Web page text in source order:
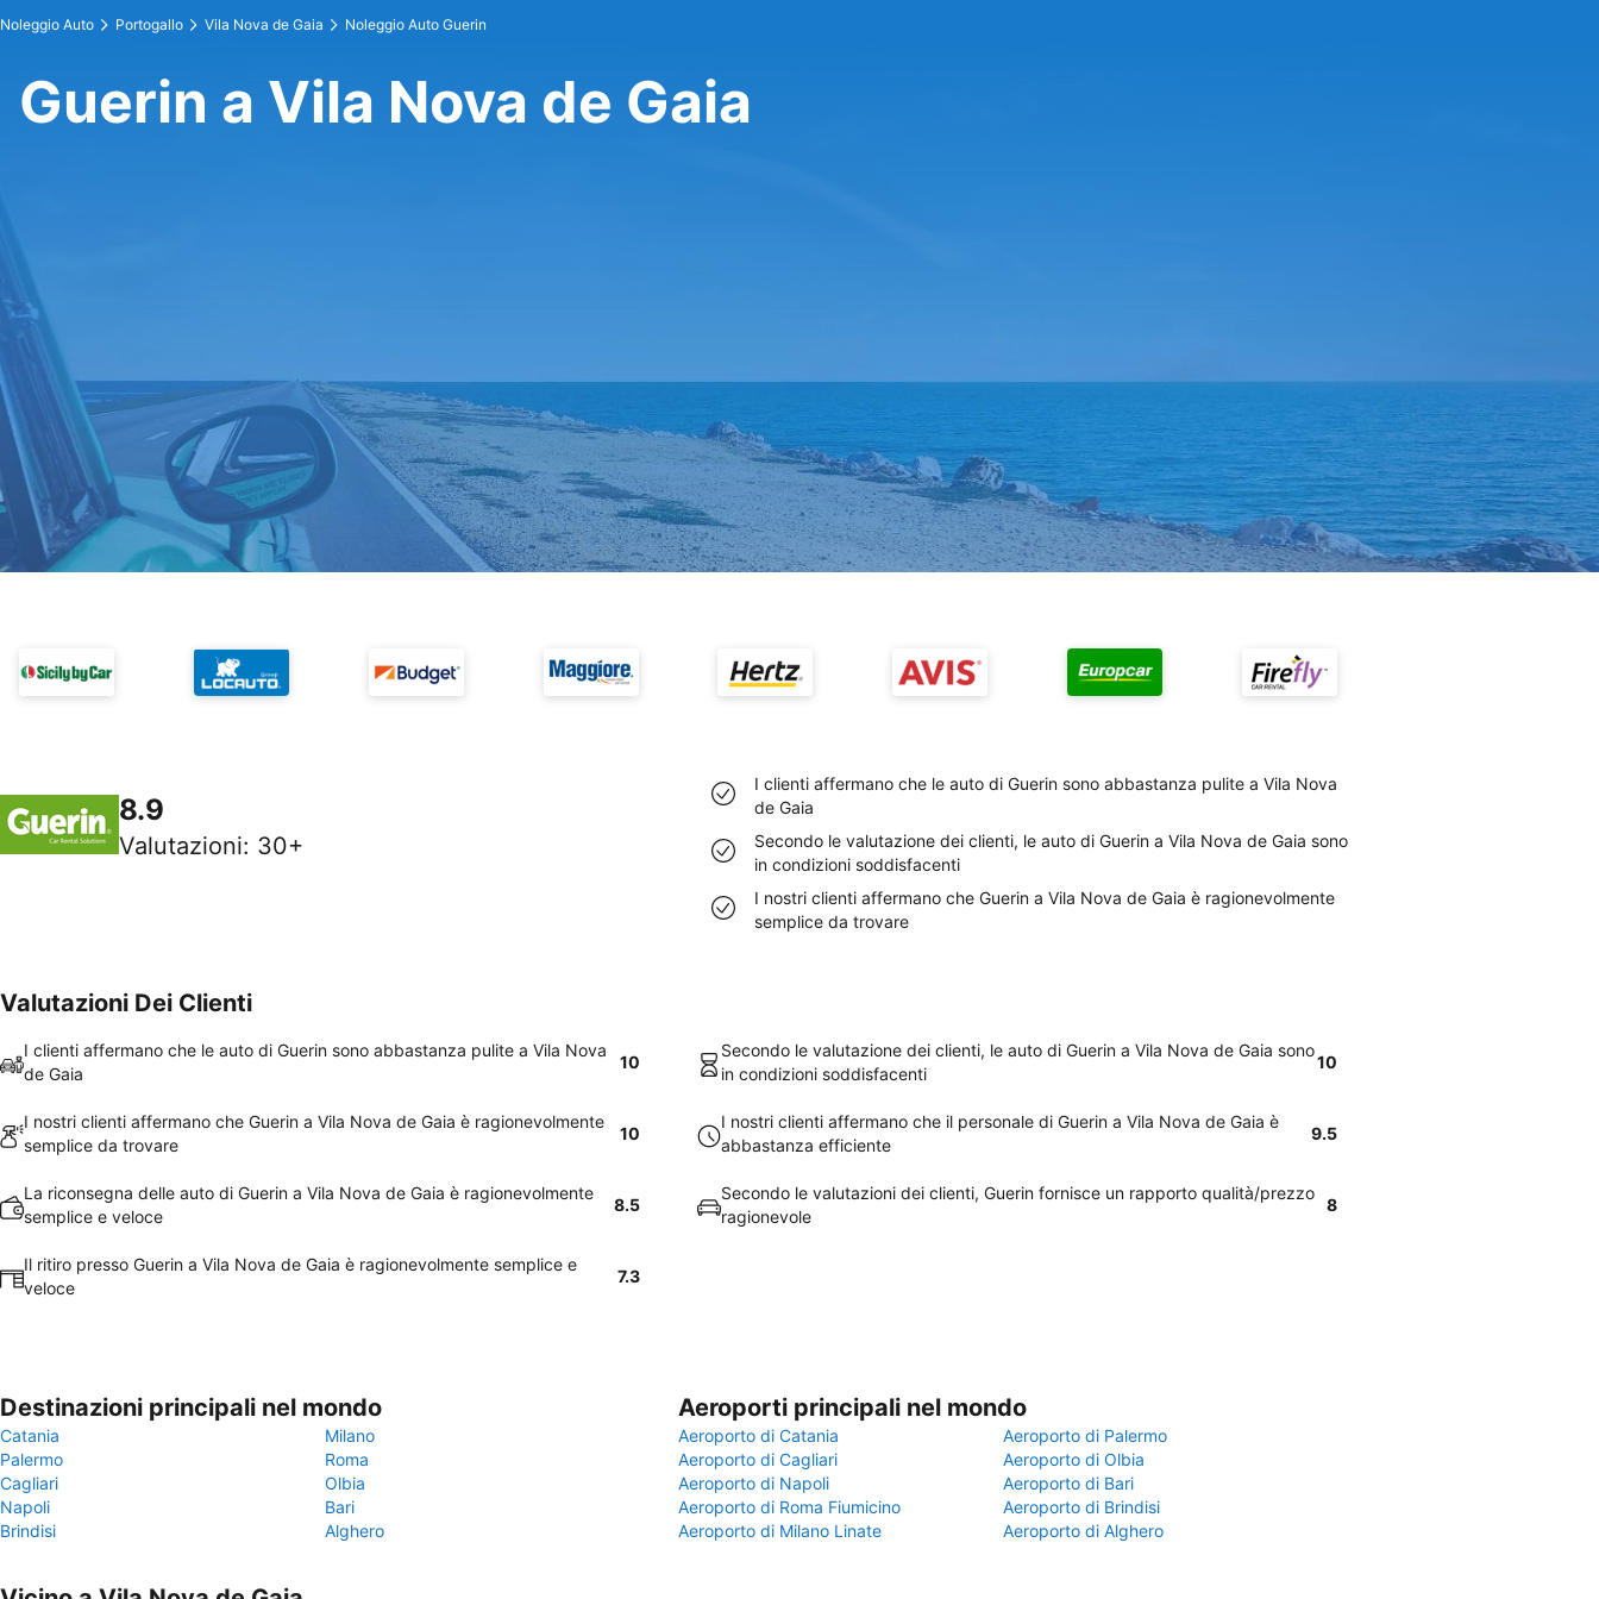
Noleggio Auto Portogallo Vila Nova de Gaia Noleggio Auto Guerin
Guerin a Vila Nova de Gaia
8.9
Valutazioni: 30+
I clienti affermano che le auto di Guerin sono abbastanza pulite a Vila Nova
de Gaia
Secondo le valutazione dei clienti, le auto di Guerin a Vila Nova de Gaia sono
in condizioni soddisfacenti
I nostri clienti affermano che Guerin a Vila Nova de Gaia è ragionevolmente
semplice da trovare
Valutazioni Dei Clienti
I clienti affermano che le auto di Guerin sono abbastanza pulite a Vila Nova
de Gaia
10
Secondo le valutazione dei clienti, le auto di Guerin a Vila Nova de Gaia sono
in condizioni soddisfacenti
10
I nostri clienti affermano che Guerin a Vila Nova de Gaia è ragionevolmente
semplice da trovare
10
I nostri clienti affermano che il personale di Guerin a Vila Nova de Gaia è
abbastanza efficiente
9.5
La riconsegna delle auto di Guerin a Vila Nova de Gaia è ragionevolmente
semplice e veloce
8.5
Secondo le valutazioni dei clienti, Guerin fornisce un rapporto qualità/prezzo
ragionevole
8
Il ritiro presso Guerin a Vila Nova de Gaia è ragionevolmente semplice e
veloce
7.3
Destinazioni principali nel mondo
Catania
Milano
Palermo
Roma
Cagliari
Olbia
Napoli
Bari
Brindisi
Alghero
Aeroporti principali nel mondo
Aeroporto di Catania
Aeroporto di Palermo
Aeroporto di Cagliari
Aeroporto di Olbia
Aeroporto di Napoli
Aeroporto di Bari
Aeroporto di Roma Fiumicino
Aeroporto di Brindisi
Aeroporto di Milano Linate
Aeroporto di Alghero